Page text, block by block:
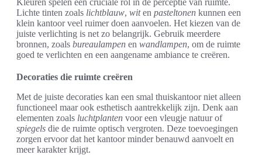
Lichte tinten zoals lichtblauw, witen pasteltonen kunnen een
klein kantoor veel ruimer doen aanvoelen. Het kiezen van de
juiste verlichting is net zo belangrijk. Gebruik meerdere
bronnen, zoals bureaulampen en wandlampen, om de ruimte
goed te verlichten en een aangename ambiance te creëren.
Decoraties die ruimte creëren
Met de juiste decoraties kan een smal thuiskantoor niet alleen
functioneel maar ook esthetisch aantrekkelijk zijn. Denk aan
elementen zoals luchtplanten voor een vleugje natuur of
spiegels die de ruimte optisch vergroten. Deze toevoegingen
zorgen ervoor dat het kantoor minder benauwd aanvoelt en
meer karakter krijgt.